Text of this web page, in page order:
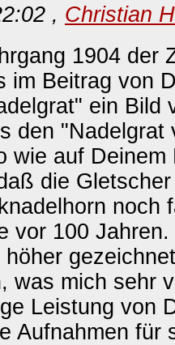
, Christian
1904 der
im Beitrag von
ein Bild
den "Nadelgrat
wie auf Deinem
die
noch
vor 100
höher
was mich sehr
Leistung von
Aufnahmen für